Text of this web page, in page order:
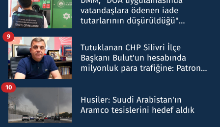
vatandaşlara ödenen iade
tutarlarının düşürüldüğü"
Tutuklanan CHP Silivri İlçe
Başkanı Bulut'un hesabında
milyonluk para trafiğine: Patron
9
Husiler: Suudi Arabistan'ın
Aramco tesislerini hedef aldık
10